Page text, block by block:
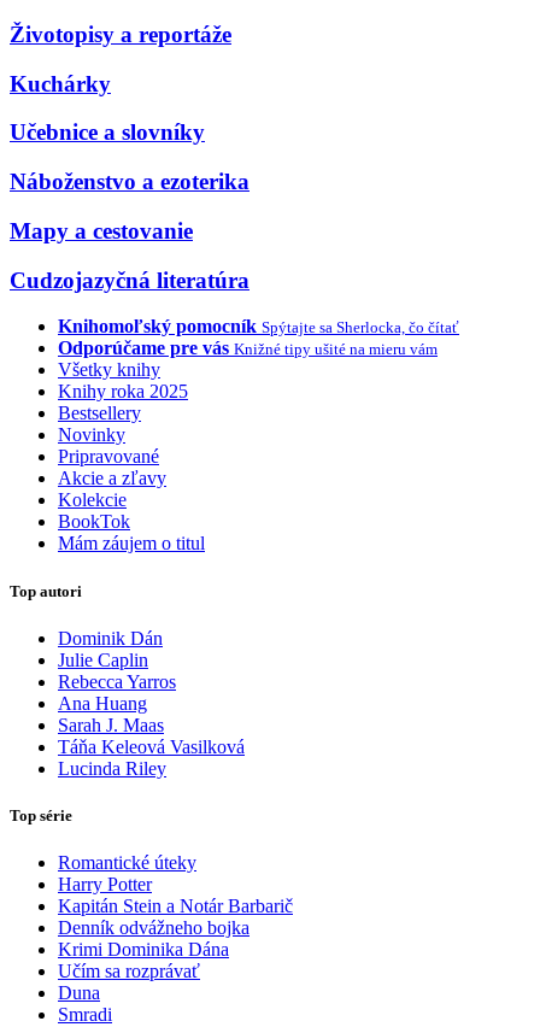
Životopisy a reportáže
Kuchárky
Učebnice a slovníky
Náboženstvo a ezoterika
Mapy a cestovanie
Cudzojazyčná literatúra
Knihomoľský pomocník Spýtajte sa Sherlocka, čo čítať
Odporúčame pre vás Knižné tipy ušité na mieru vám
Všetky knihy
Knihy roka 2025
Bestsellery
Novinky
Pripravované
Akcie a zľavy
Kolekcie
BookTok
Mám záujem o titul
Top autori
Dominik Dán
Julie Caplin
Rebecca Yarros
Ana Huang
Sarah J. Maas
Táňa Keleová Vasilková
Lucinda Riley
Top série
Romantické úteky
Harry Potter
Kapitán Stein a Notár Barbarič
Denník odvážneho bojka
Krimi Dominika Dána
Učím sa rozprávať
Duna
Smradi